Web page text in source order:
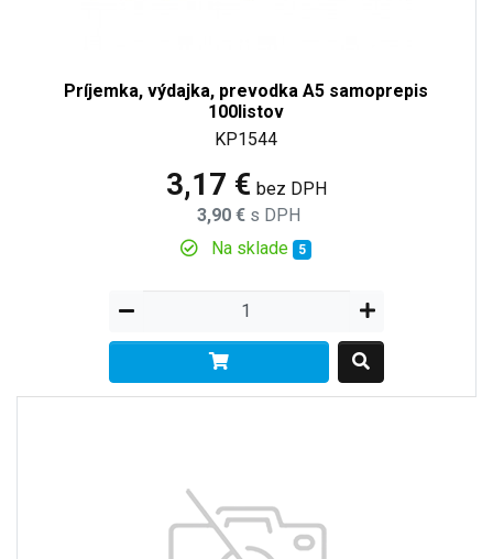
Príjemka, výdajka, prevodka A5 samoprepis
100listov
KP1544
3,17 € bez DPH
3,90 € s DPH
Na sklade 5